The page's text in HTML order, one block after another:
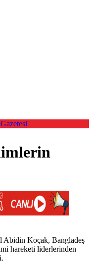
Abidin Koçak, Bangladeş
hareketi liderlerinden